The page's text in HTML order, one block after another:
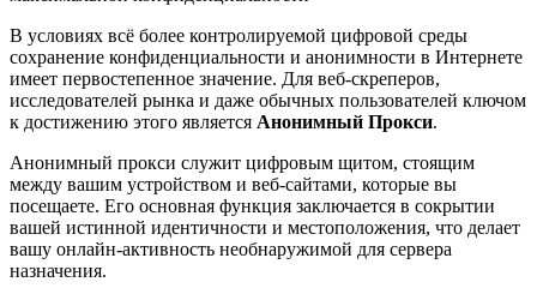
В условиях всё более контролируемой цифровой среды
сохранение конфиденциальности и анонимности в Интернете
имеет первостепенное значение. Для веб-скреперов,
исследователей рынка и даже обычных пользователей ключом
к достижению этого является Анонимный Прокси.
Анонимный прокси служит цифровым щитом, стоящим
между вашим устройством и веб-сайтами, которые вы
посещаете. Его основная функция заключается в сокрытии
вашей истинной идентичности и местоположения, что делает
вашу онлайн-активность необнаружимой для сервера
назначения.